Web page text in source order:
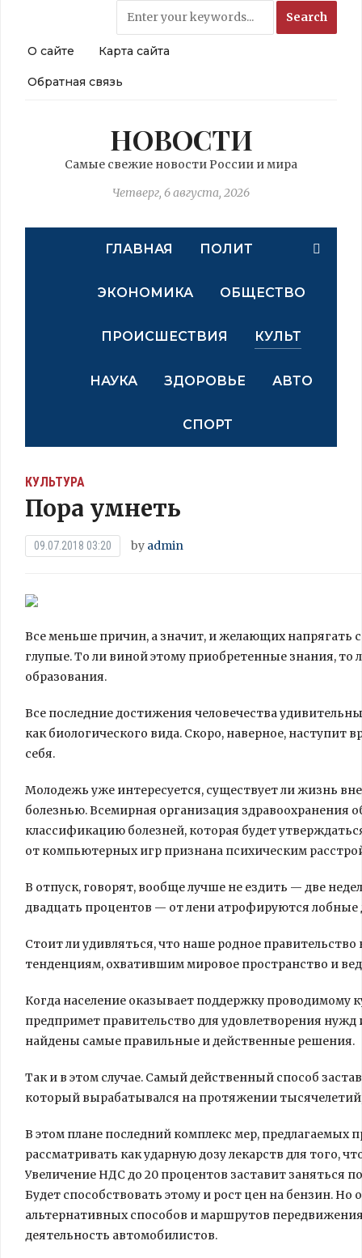
О сайте Карта сайта
Обратная связь
НОВОСТИ
Самые свежие новости России и мира
Четверг, 6 августа, 2026
ГЛАВНАЯ ПОЛИТ
ЭКОНОМИКА ОБЩЕСТВО
ПРОИСШЕСТВИЯ КУЛЬТ
НАУКА ЗДОРОВЬЕ АВТО
СПОРТ
КУЛЬТУРА
Пора умнеть
09.07.2018 03:20 by admin
Все меньше причин, а значит, и желающих напрягать
глупые. То ли виной этому приобретенные знания, то
образования.
Все последние достижения человечества
как биологического вида. Скоро, наверное, наступит
себя.
Молодежь уже интересуется, существует ли жизнь
болезнью. Всемирная организация
классификацию болезней, которая будет
от компьютерных игр признана психическим
В отпуск, говорят, вообще лучше не ездить — две
двадцать процентов — от лени атрофируются лобные
Стоит ли удивляться, что наше родное
тенденциям, охватившим мировое пространство и
Когда население оказывает поддержку проводимому
предпримет правительство для удовлетворения
найдены самые правильные и действенные решения.
Так и в этом случае. Самый действенный способ
который вырабатывался на протяжении
В этом плане последний комплекс мер, предлагаемых
рассматривать как ударную дозу лекарств для того,
Увеличение НДС до 20 процентов заставит заняться
Будет способствовать этому и рост цен на бензин.
альтернативных способов и маршрутов
деятельность автомобилистов.